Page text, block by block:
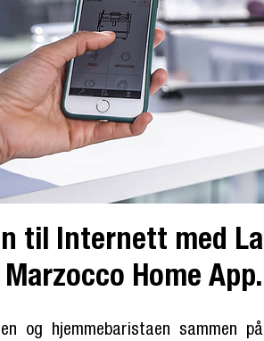
til Internett med La
Marzocco Home App.
og hjemmebaristaen sammen på